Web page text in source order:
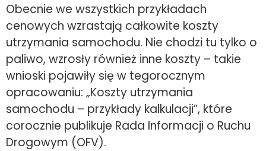
Obecnie we wszystkich przykładach
cenowych wzrastają całkowite koszty
utrzymania samochodu. Nie chodzi tu tylko o
paliwo, wzrosły również inne koszty – takie
wnioski pojawiły się w tegorocznym
opracowaniu: „Koszty utrzymania
samochodu – przykłady kalkulacji”, które
corocznie publikuje Rada Informacji o Ruchu
Drogowym (OFV).